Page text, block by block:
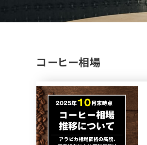
コーヒー相場